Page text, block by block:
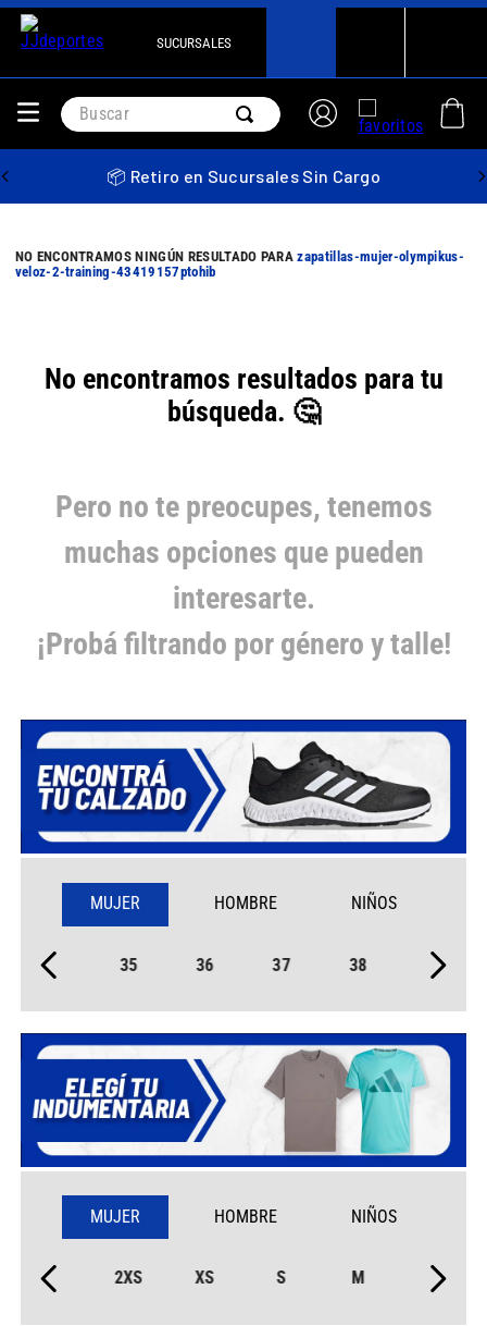
SUCURSALES
Buscar
📦 Retiro en Sucursales Sin Cargo
zapatillas-mujer-olympikus-
veloz-2-training-43419157ptohib
No encontramos resultados para tu
búsqueda. 🤔
Pero no te preocupes, tenemos
muchas opciones que pueden
interesarte.
¡Probá filtrando por género y talle!
MUJER HOMBRE NIÑOS
35 36 37 38
MUJER HOMBRE NIÑOS
2XS XS S M